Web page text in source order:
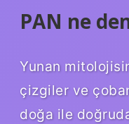
PAN ne
Yunan
çizgiler ve
doğa ile